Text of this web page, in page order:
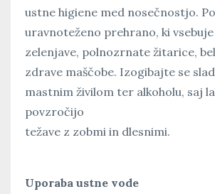
ustne higiene med nosečnostjo.
uravnoteženo prehrano, ki
zelenjave, polnozrnate žitarice,
zdrave maščobe. Izogibajte se
mastnim živilom ter alkoholu, saj
povzročijo
težave z zobmi in dlesnimi.
Uporaba ustne vode